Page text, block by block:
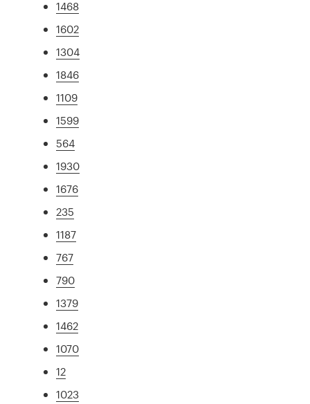
1468
1602
1304
1846
1109
1599
564
1930
1676
235
1187
767
790
1379
1462
1070
12
1023